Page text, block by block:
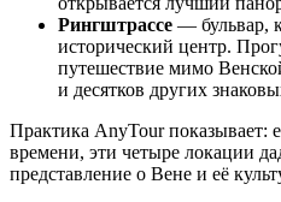
Рингштрассе — бульвар,
исторический центр.
путешествие мимо
и десятков других
Практика AnyTour показывает:
времени, эти четыре локации
представление о Вене и её